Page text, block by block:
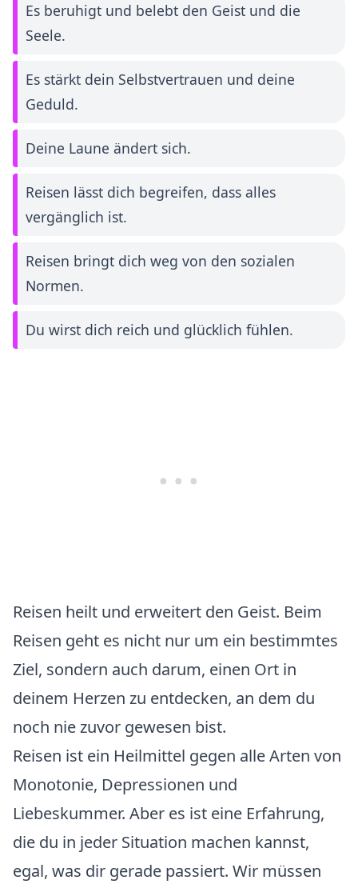
Es beruhigt und belebt den Geist und die
Seele.
Es stärkt dein Selbstvertrauen und deine
Geduld.
Deine Laune ändert sich.
Reisen lässt dich begreifen, dass alles
vergänglich ist.
Reisen bringt dich weg von den sozialen
Normen.
Du wirst dich reich und glücklich fühlen.
Reisen heilt und erweitert den Geist. Beim
Reisen geht es nicht nur um ein bestimmtes
Ziel, sondern auch darum, einen Ort in
deinem Herzen zu entdecken, an dem du
noch nie zuvor gewesen bist.
Reisen ist ein Heilmittel gegen alle Arten von
Monotonie, Depressionen und
Liebeskummer. Aber es ist eine Erfahrung,
die du in jeder Situation machen kannst,
egal, was dir gerade passiert. Wir müssen